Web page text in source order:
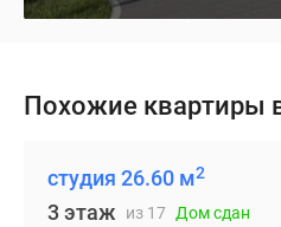
Похожие квартиры
студия 26.60 м2
3 этаж из 17 Дом сдан